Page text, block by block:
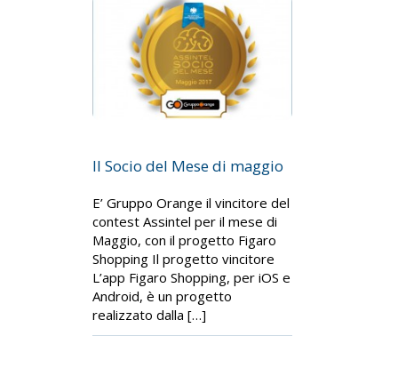
Il Socio del Mese di maggio
E’ Gruppo Orange il vincitore del
contest Assintel per il mese di
Maggio, con il progetto Figaro
Shopping Il progetto vincitore
L’app Figaro Shopping, per iOS e
Android, è un progetto
realizzato dalla […]